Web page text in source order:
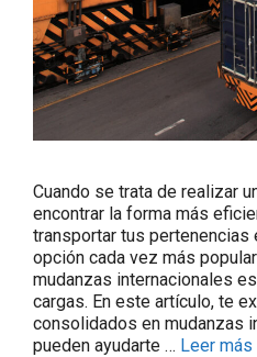
Cuando se trata de realizar
encontrar la forma más
transportar tus pertenencias
opción cada vez más
mudanzas internacionales
cargas. En este artículo, te
consolidados en mudanzas
pueden ayudarte … Leer más